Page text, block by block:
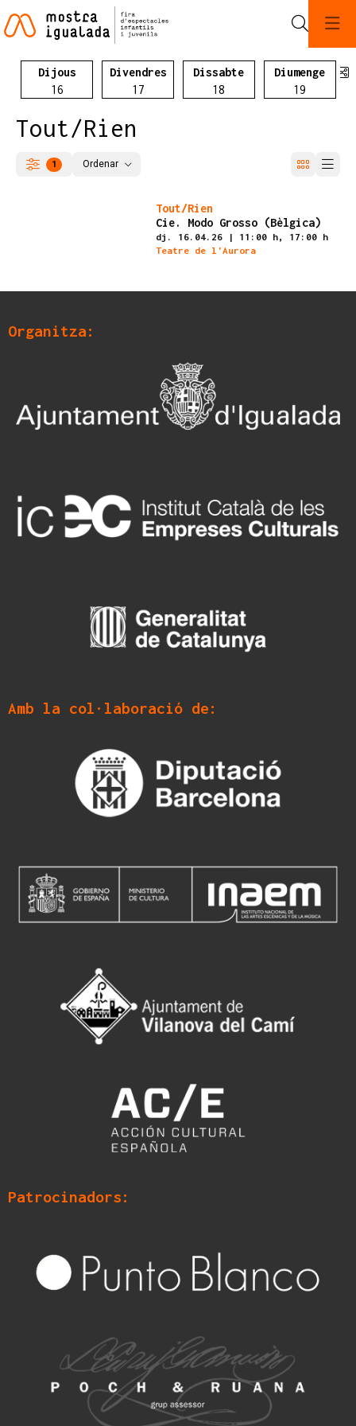
Dijous
16Dijous 16 d'abril
Divendres
17Divendres 17 d'abril
Dissabte
18 Dissabte 05 d'abril
Diumenge
19
Tout/Rien
Filtrar
1 Ordenar
Tout/Rien
Cie. Modo Grosso (Bèlgica)
dj. 16.04.26 | 11:00 h,
17:00 h
Teatre de l'Aurora
Organitza:
Amb la col·laboració de:
Patrocinadors: